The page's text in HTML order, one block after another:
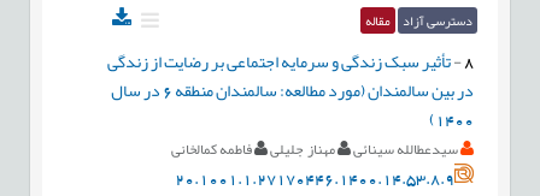
دسترسی آزاد مقاله
8
-تأثیر سبک زندگی و سرمایه اجتماعی بر رضایت از زندگی
در بین سالمندان (مورد مطالعه: سالمندان منطقه 6 در سال
1400)
سیدعطالله سینائی مهناز جلیلی فاطمه کمالخانی
20.1001.1.27170446.1400.14.53.8.9